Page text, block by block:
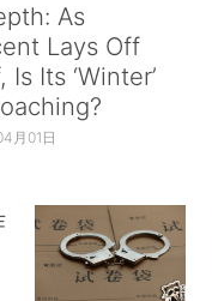
As
Lays Off
Is Its ‘Winter’
月01日